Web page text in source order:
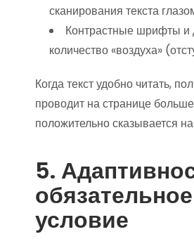
сканирования текста
Контрастные шрифты и
количество «воздуха»
Когда текст удобно читать,
проводит на странице
положительно сказывается
5.
обязательное
условие